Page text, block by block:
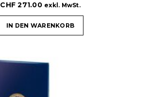
CHF 271.00 exkl. MwSt.
IN DEN WARENKORB